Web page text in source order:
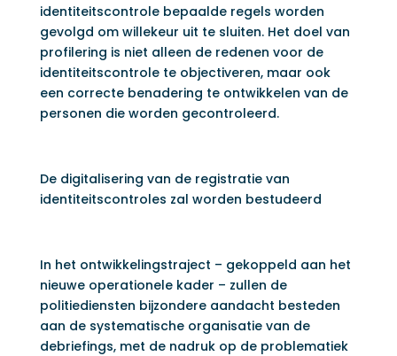
identiteitscontrole bepaalde regels worden
gevolgd om willekeur uit te sluiten. Het doel van
profilering is niet alleen de redenen voor de
identiteitscontrole te objectiveren, maar ook
een correcte benadering te ontwikkelen van de
personen die worden gecontroleerd.
De digitalisering van de registratie van
identiteitscontroles zal worden bestudeerd
In het ontwikkelingstraject – gekoppeld aan het
nieuwe operationele kader – zullen de
politiediensten bijzondere aandacht besteden
aan de systematische organisatie van de
debriefings, met de nadruk op de problematiek